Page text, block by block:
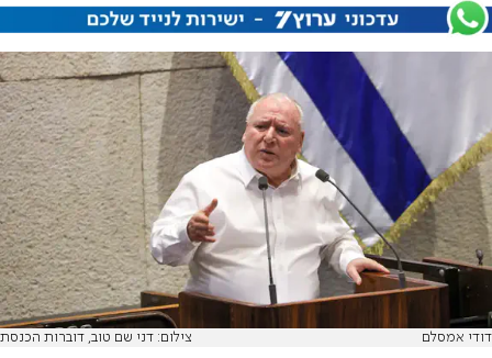
דודי אמסלם צילום: דני שם טוב, דוברות הכנסת